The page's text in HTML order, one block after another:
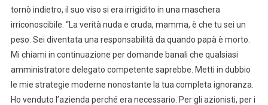
tornò indietro, il suo viso si era irrigidito in una maschera
irriconoscibile. “La verità nuda e cruda, mamma, è che tu sei un
peso. Sei diventata una responsabilità da quando papà è morto.
Mi chiami in continuazione per domande banali che qualsiasi
amministratore delegato competente saprebbe. Metti in dubbio
le mie strategie moderne nonostante la tua completa ignoranza.
Ho venduto l’azienda perché era necessario. Per gli azionisti, per i